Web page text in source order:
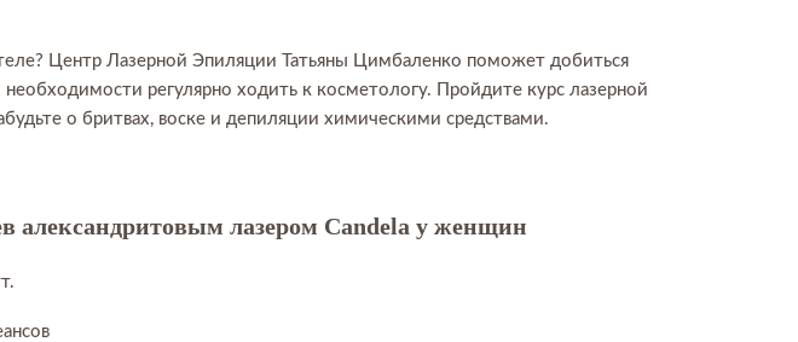
теле? Центр Лазерной Эпиляции Татьяны Цимбаленко поможет добиться
регулярно ходить к косметологу. Пройдите курс лазерной
о бритвах, воске и депиляции химическими средствами.
александритовым лазером Candela у женщин